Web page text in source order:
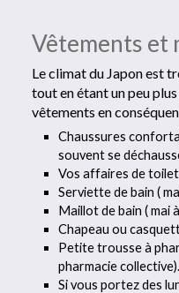
Vêtements et
Le climat du Japon est
tout en étant un peu
vêtements en
Chaussures
souvent se
Vos affaires de
Serviette de bain (
Maillot de bain ( mai
Chapeau ou
Petite trousse à
pharmacie collective).
Si vous portez des